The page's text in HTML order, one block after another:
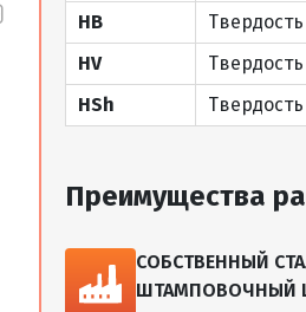
HB
HV
HSh
Преимущества
СОБСТВЕННЫЙ
ШТАМПОВОЧНЫЙ